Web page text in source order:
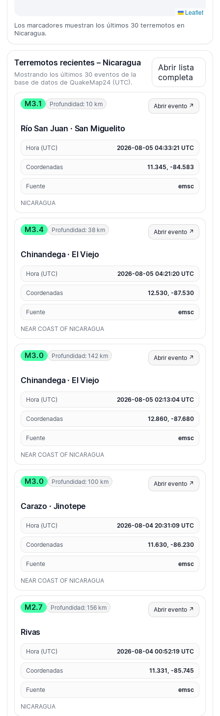
Leaflet
Los marcadores muestran los últimos 30 terremotos en
Nicaragua.
Terremotos recientes – Nicaragua
Mostrando los últimos 30 eventos de la
base de datos de QuakeMap24 (UTC).
Abrir lista
completa
M3.1 Profundidad: 10 km Abrir evento ↗
Río San Juan · San Miguelito
Hora (UTC) 2026-08-05 04:33:21 UTC
Coordenadas 11.345, -84.583
Fuente emsc
NICARAGUA
M3.4 Profundidad: 38 km Abrir evento ↗
Chinandega · El Viejo
Hora (UTC) 2026-08-05 04:21:20 UTC
Coordenadas 12.530, -87.530
Fuente emsc
NEAR COAST OF NICARAGUA
M3.0 Profundidad: 142 km Abrir evento ↗
Chinandega · El Viejo
Hora (UTC) 2026-08-05 02:13:04 UTC
Coordenadas 12.860, -87.680
Fuente emsc
NEAR COAST OF NICARAGUA
M3.0 Profundidad: 100 km Abrir evento ↗
Carazo · Jinotepe
Hora (UTC) 2026-08-04 20:31:09 UTC
Coordenadas 11.630, -86.230
Fuente emsc
NEAR COAST OF NICARAGUA
M2.7 Profundidad: 156 km Abrir evento ↗
Rivas
Hora (UTC) 2026-08-04 00:52:19 UTC
Coordenadas 11.331, -85.745
Fuente emsc
NICARAGUA